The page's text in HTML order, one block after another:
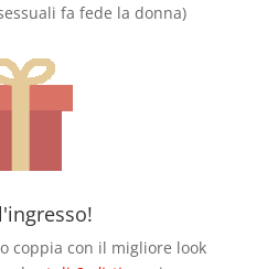
fa fede la donna)
coppia con il migliore look